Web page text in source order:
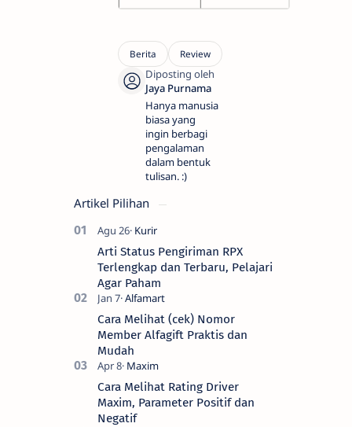
Hanya manusia
biasa yang
ingin berbagi
pengalaman
dalam bentuk
tulisan. :)
Artikel Pilihan
Arti Status Pengiriman RPX
Terlengkap dan Terbaru, Pelajari
Agar Paham
Cara Melihat (cek) Nomor
Member Alfagift Praktis dan
Mudah
Cara Melihat Rating Driver
Maxim, Parameter Positif dan
Negatif